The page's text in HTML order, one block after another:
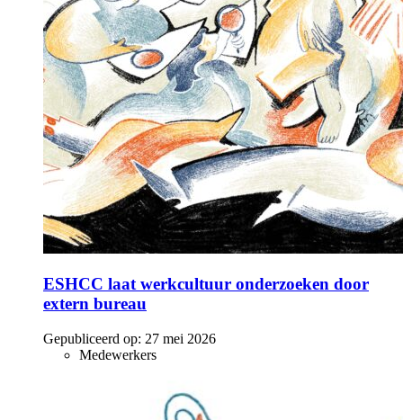
ESHCC laat werkcultuur onderzoeken door
extern bureau
Gepubliceerd op: 27 mei 2026
Medewerkers